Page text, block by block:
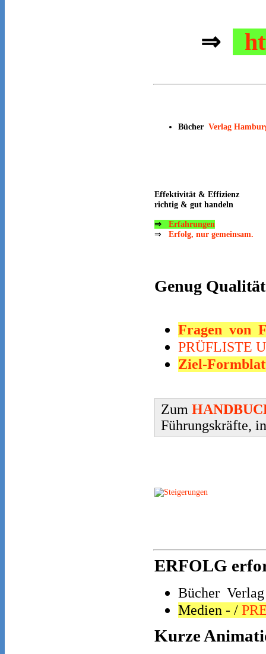
⇒
Bücher Verlag
Effektivität & Effizienz
richtig & gut handeln
⇒
Erfahrungen
⇒ Erfolg, nur gemeinsam.
Genug Qualität
Fragen von
PRÜFLISTE
Ziel-
Zum
Führungskräfte,
ERFOLG
Bücher
Medien - /
Kurze